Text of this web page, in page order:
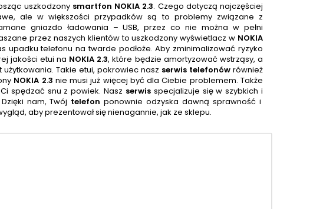
uszkodzony smartfon NOKIA 2.3. Czego dotyczą najczęściej
ale w większości przypadków są to problemy związane z
gniazdo ładowania – USB, przez co nie można w pełni
przez naszych klientów to uszkodzony wyświetlacz w NOKIA
upadku telefonu na twarde podłoże. Aby zminimalizować ryzyko
jakości etui na NOKIA 2.3, które będzie amortyzować wstrząsy, a
Takie etui, pokrowiec nasz serwis telefonów również
NOKIA 2.3 nie musi już więcej być dla Ciebie problemem. Także
spędzać snu z powiek. Nasz serwisspecjalizuje się w szybkich i
nam, Twój telefon ponownie odzyska dawną sprawność i
aby prezentował się nienagannie, jak ze sklepu.